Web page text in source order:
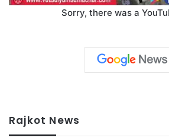
Sorry, there was a
Rajkot News